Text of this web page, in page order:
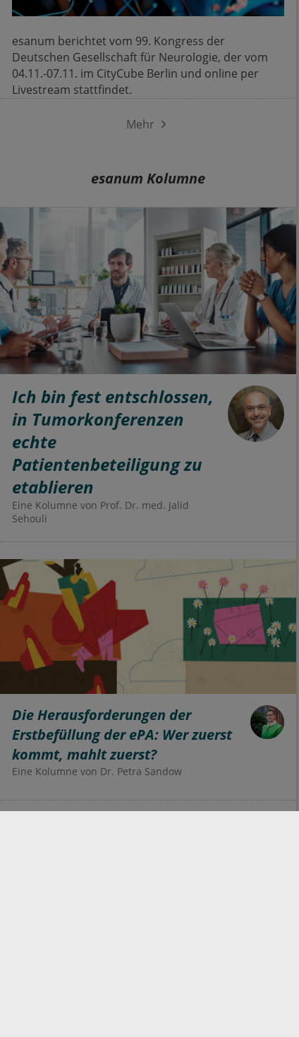
esanum berichtet vom 99. Kongress der
Deutschen Gesellschaft für Neurologie, der vom
04.11.-07.11. im CityCube Berlin und online per
Livestream stattfindet.
Mehr
esanum Kolumne
Ich bin fest entschlossen,
in Tumorkonferenzen
echte
Patientenbeteiligung zu
etablieren
Eine Kolumne von Prof. Dr. med. Jalid
Sehouli
Die Herausforderungen der
Erstbefüllung der ePA: Wer zuerst
kommt, mahlt zuerst?
Eine Kolumne von Dr. Petra Sandow